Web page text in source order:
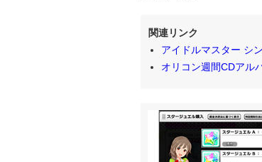
関連リンク
アイドルマスター シ
オリコン週間CDアル